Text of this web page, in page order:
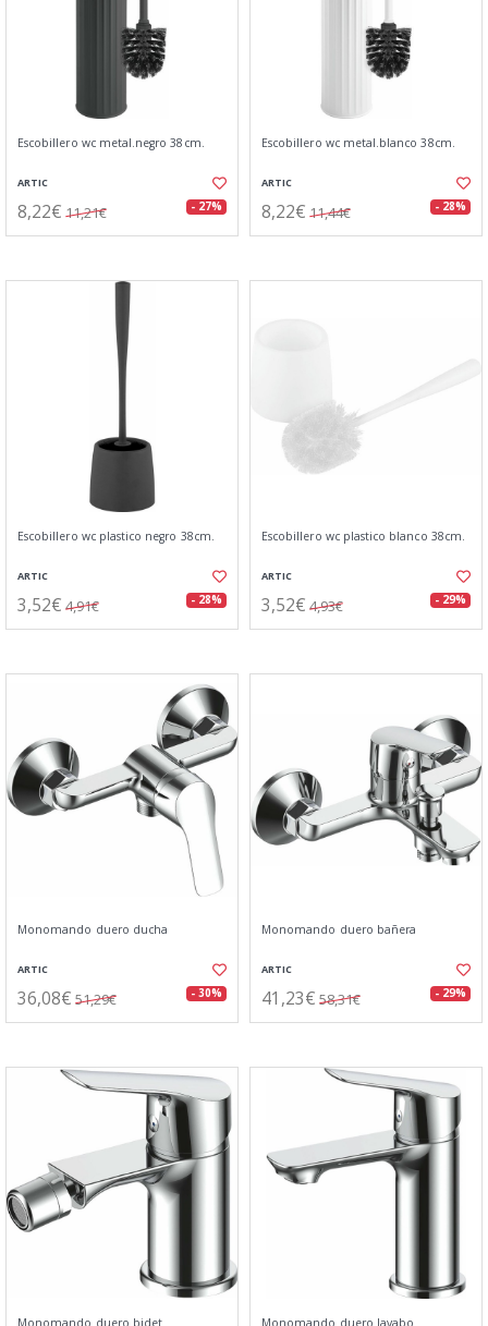
Escobillero wc metal.negro 38cm.
ARTIC
8,22€ 11,21€ - 27%
Escobillero wc metal.blanco 38cm.
ARTIC
8,22€ 11,44€ - 28%
Escobillero wc plastico negro 38cm.
ARTIC
3,52€ 4,91€ - 28%
Escobillero wc plastico blanco 38cm.
ARTIC
3,52€ 4,93€ - 29%
Monomando duero ducha
ARTIC
36,08€ 51,29€ - 30%
Monomando duero bañera
ARTIC
41,23€ 58,31€ - 29%
Monomando duero bidet Monomando duero lavabo